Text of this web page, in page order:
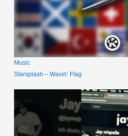
Music
Starsplash – Wavin‘ Flag